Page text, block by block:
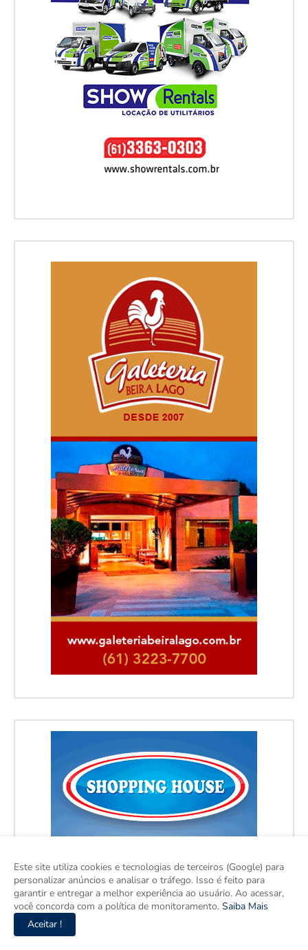
Este site utiliza cookies e tecnologias de terceiros (Google) para
personalizar anúncios e analisar o tráfego. Isso é feito para
garantir e entregar a melhor experiência ao usuário. Ao acessar,
você concorda com a política de monitoramento. Saiba Mais
Aceitar !